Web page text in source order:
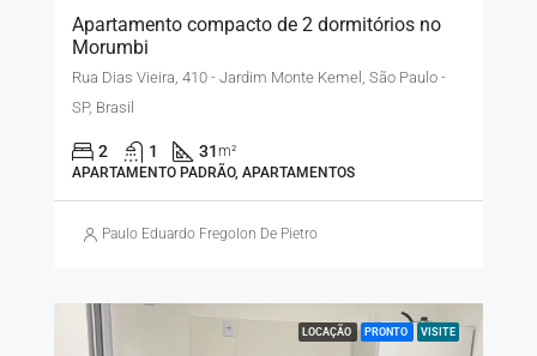
Apartamento compacto de 2 dormitórios no
Morumbi
Rua Dias Vieira, 410 - Jardim Monte Kemel, São Paulo -
SP, Brasil
2 1 31m²
APARTAMENTO PADRÃO, APARTAMENTOS
Paulo Eduardo Fregolon De Pietro
LOCAÇÃO PRONTO VISITE